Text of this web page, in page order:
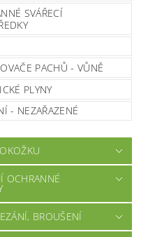
SVÁŘECÍ
PACHŮ - VŮNĚ
PLYNY
- NEZAŘAZENÉ
OCHRANNÉ
BROUŠENÍ